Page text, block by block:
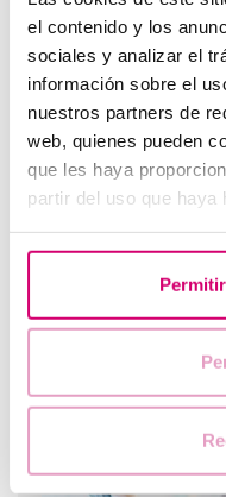
el contenido y los
sociales y analizar el
información sobre el
nuestros partners de
web, quienes pueden
que les haya
partir del uso que
Spotting: ¿Qué es y
¿Cuáles son los